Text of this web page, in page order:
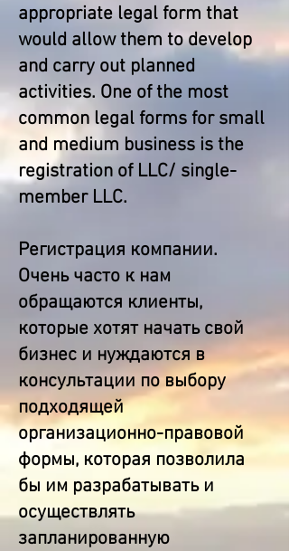
appropriate legal form that
would allow them to develop
and carry out planned
activities. One of the most
common legal forms for small
and medium business is the
registration of LLC/ single-
member LLC.
Регистрация компании.
Очень часто к нам
обращаются клиенты,
которые хотят начать свой
бизнес и нуждаются в
консультации по выбору
подходящей
организационно-правовой
формы, которая позволила
бы им разрабатывать и
осуществлять
запланированную